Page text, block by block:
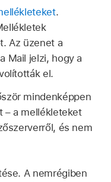
.
Az üzenet a
Mail jelzi, hogy a
el.
mindenképpen
– a mellékleteket
és nem
A nemrégiben